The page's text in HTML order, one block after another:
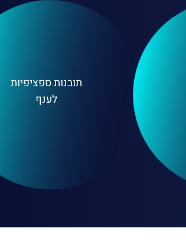
תובנות ספציפיות
לענף